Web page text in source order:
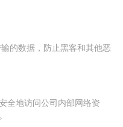
的数据，防止黑客和其他恶
全地访问公司内部网络资